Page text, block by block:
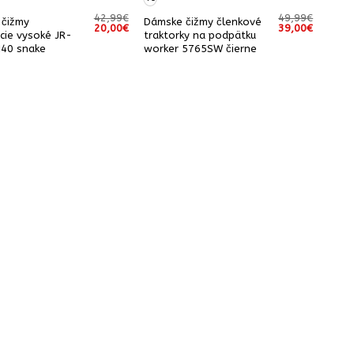
vysoké JR-
snake
42,99€
Pôvodná
20,00€Aktuálna
cena
Dámske čižmy členkové
traktorky na podpätku
worker 5765SW čierne
49,99€
Pôvodná
39,00€